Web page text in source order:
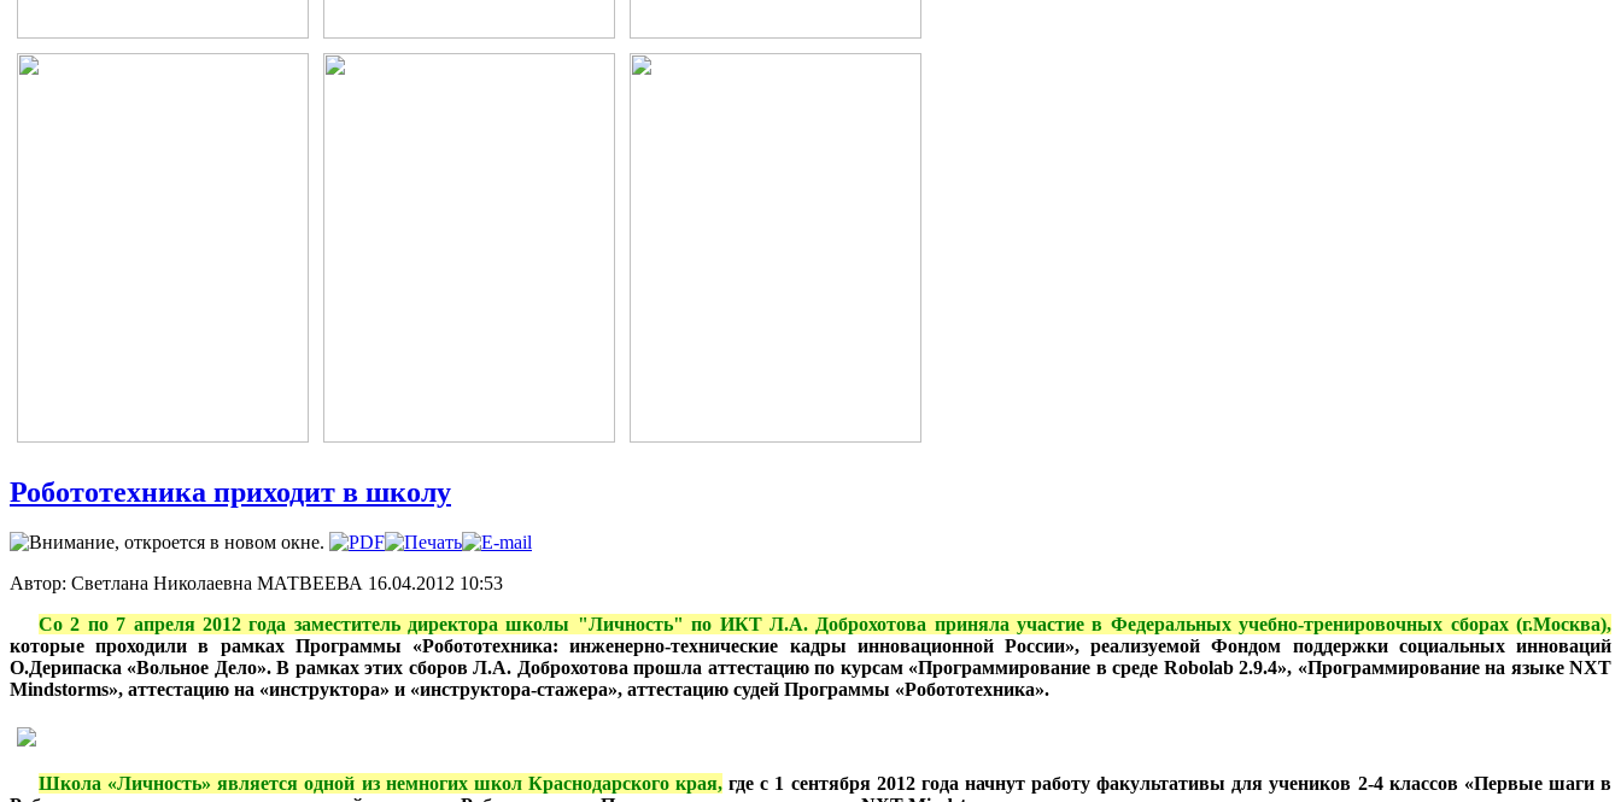
Робототехника приходит в школу
Автор: Светлана Николаевна МАТВЕЕВА 16.04.2012 10:53
Со 2 по 7 апреля 2012 года заместитель директора школы "Личность" по ИКТ Л.А. Доброхотова приняла участие в Федеральных учебно-тренировочных сборах (г.Москва),
которые проходили в рамках Программы «Робототехника: инженерно-технические кадры инновационной России», реализуемой Фондом поддержки социальных инноваций
О.Дерипаска «Вольное Дело». В рамках этих сборов Л.А. Доброхотова прошла аттестацию по курсам «Программирование в среде Robolab 2.9.4», «Программирование на языке NXT
Mindstorms», аттестацию на «инструктора» и «инструктора-стажера», аттестацию судей Программы «Робототехника».
Школа «Личность» является одной из немногих школ Краснодарского края, где с 1 сентября 2012 года начнут работу факультативы для учеников 2-4 классов «Первые шаги в